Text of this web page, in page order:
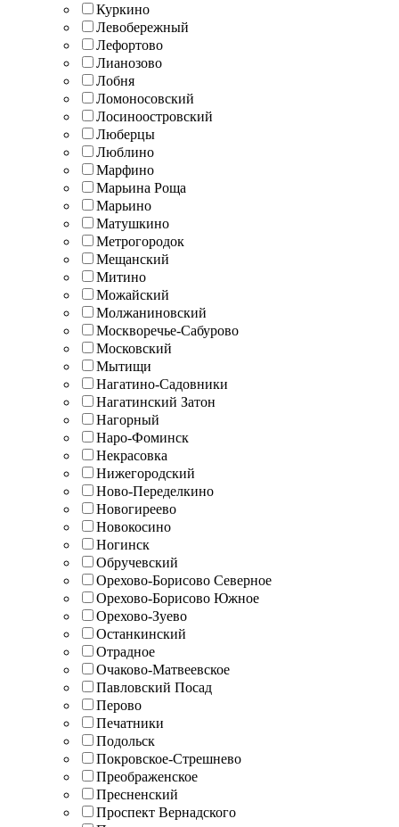
Куркино
Левобережный
Лефортово
Лианозово
Лобня
Ломоносовский
Лосиноостровский
Люберцы
Люблино
Марфино
Марьина Роща
Марьино
Матушкино
Метрогородок
Мещанский
Митино
Можайский
Молжаниновский
Москворечье-Сабурово
Московский
Мытищи
Нагатино-Садовники
Нагатинский Затон
Нагорный
Наро-Фоминск
Некрасовка
Нижегородский
Ново-Переделкино
Новогиреево
Новокосино
Ногинск
Обручевский
Орехово-Борисово Северное
Орехово-Борисово Южное
Орехово-Зуево
Останкинский
Отрадное
Очаково-Матвеевское
Павловский Посад
Перово
Печатники
Подольск
Покровское-Стрешнево
Преображенское
Пресненский
Проспект Вернадского